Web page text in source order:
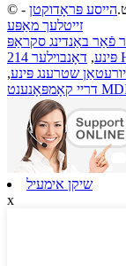
הייסע פּראָדוקטן -
זייטלעך מאַפּע
פֿאַר באַנדינג סקראַפּ
פּינע,
שטרענג פּינע,
שיקן אימעיל
x